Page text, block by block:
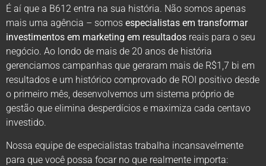
É aí que a B612 entra na sua história. Não somos apenas
mais uma agência – somos especialistas em transformar
investimentos em marketing em resultados reais para o seu
negócio. Ao londo de mais de 20 anos de história
gerenciamos campanhas que geraram mais de R$1,7 bi em
resultados e um histórico comprovado de ROI positivo desde
o primeiro mês, desenvolvemos um sistema próprio de
gestão que elimina desperdícios e maximiza cada centavo
investido.
Nossa equipe de especialistas trabalha incansavelmente
para que você possa focar no que realmente importa: